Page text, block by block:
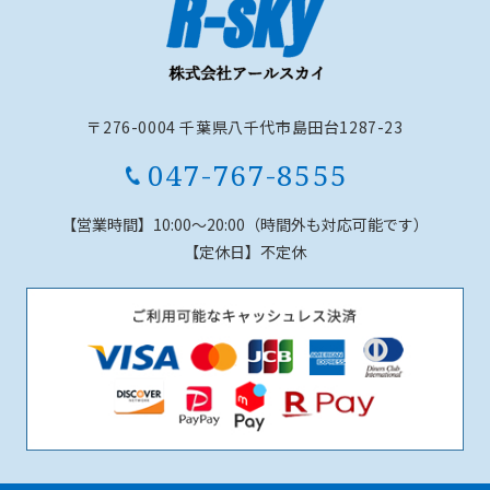
〒276-0004 千葉県八千代市島田台1287-23
047-767-8555
【営業時間】 10:00～20:00（時間外も対応可能です）
【定休日】不定休